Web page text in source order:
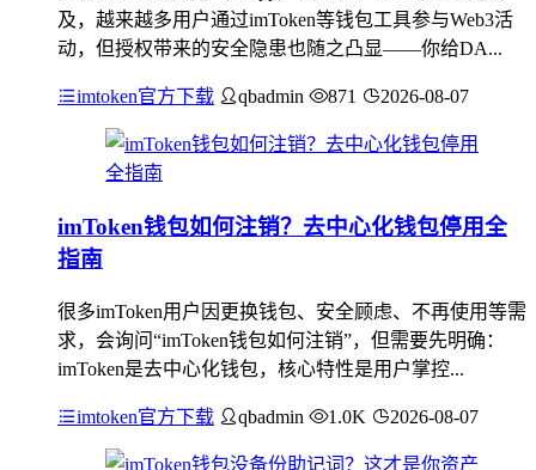
及，越来越多用户通过imToken等钱包工具参与Web3活
动，但授权带来的安全隐患也随之凸显——你给DA...
imtoken官方下载 qbadmin 871 2026-08-07
imToken钱包如何注销？去中心化钱包停用全
指南
很多imToken用户因更换钱包、安全顾虑、不再使用等需
求，会询问“imToken钱包如何注销”，但需要先明确：
imToken是去中心化钱包，核心特性是用户掌控...
imtoken官方下载 qbadmin 1.0K 2026-08-07